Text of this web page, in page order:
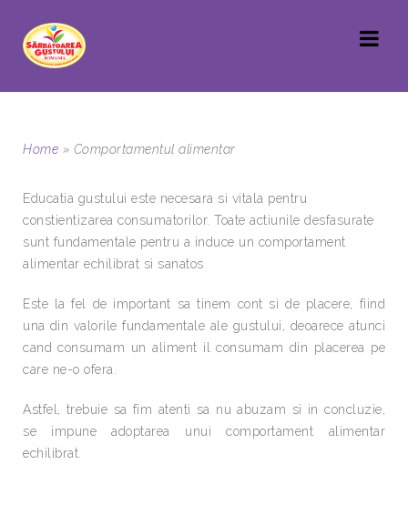
Home » Comportamentul alimentar
Educatia gustului este necesara si vitala pentru
constientizarea consumatorilor. Toate actiunile desfasurate
sunt fundamentale pentru a induce un comportament
alimentar echilibrat si sanatos
Este la fel de important sa tinem cont si de placere, fiind
una din valorile fundamentale ale gustului, deoarece atunci
cand consumam un aliment il consumam din placerea pe
care ne-o ofera.
Astfel, trebuie sa fim atenti sa nu abuzam si in concluzie,
se impune adoptarea unui comportament alimentar
echilibrat.